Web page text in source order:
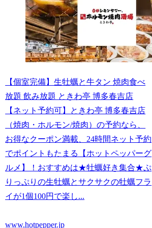
【個室完備】生牡蠣と牛タン 焼肉食べ
放題 飲み放題 ときわ亭 博多春吉店
【ネット予約可】ときわ亭 博多春吉店
（焼肉・ホルモン/焼肉）の予約なら、
お得なクーポン満載、24時間ネット予約
でポイントもたまる【ホットペッパーグ
ルメ】！おすすめは★牡蠣好き集合★ぷ
りっぷりの生牡蠣とサクサクの牡蠣フラ
イが1個100円で楽し...
www.hotpepper.jp